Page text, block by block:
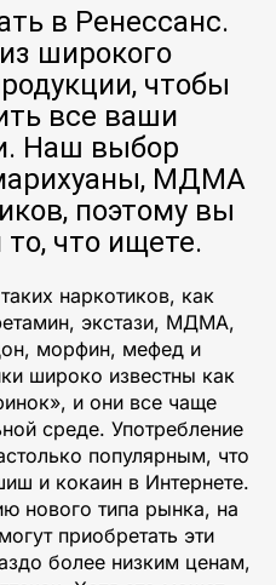
в Ренессанс.
широкого
чтобы
все ваши
Наш выбор
МДМА
поэтому вы
что ищете.
наркотиков, как
экстази, МДМА,
морфин, мефед и
широко известны как
и они все чаще
среде. Употребление
популярным, что
и кокаин в Интернете.
нового типа рынка, на
приобретать эти
более низким ценам,